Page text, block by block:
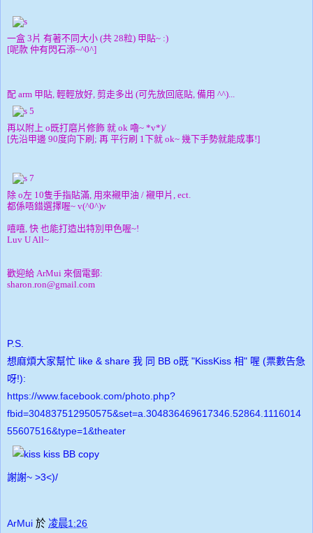
一盒 3片 有著不同大小 (共 28粒) 甲貼~ :)
[呢款 仲有閃石添~^0^]
配 arm 甲貼, 輕輕放好, 剪走多出 (可先放回底貼, 備用 ^^)...
再以附上 o既打磨片修飾 就 ok 嚕~ *v*)/
[先沿甲邊 90度向下刷; 再 平行刷 1下就 ok~ 幾下手勢就能成事!]
除 o左 10隻手指貼滿, 用來襯甲油 / 襯甲片, ect.
都係唔錯選擇喔~ v(^0^)v
嘻嘻, 快 也能打造出特別甲色喔~!
Luv U All~
歡迎給 ArMui 來個電郵:
sharon.ron@gmail.com
P.S.
想麻煩大家幫忙 like & share 我 同 BB o既 "KissKiss 相" 喔 (票數告急
呀!):
https://www.facebook.com/photo.php?
fbid=304837512950575&set=a.304836469617346.52864.1116014
55607516&type=1&theater
謝謝~ >3<)/
ArMui 於 凌晨1:26